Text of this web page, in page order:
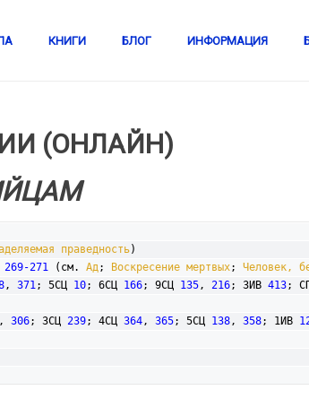
КНИГИ БЛОГ ИНФОРМАЦИЯ
(ОНЛАЙН)
праведность)
269-271 (см. Ад; Воскресение мертвых; Человек,
, 371; 5СЦ 10; 6СЦ 166; 9СЦ 135, 216; 3ИВ 413;
, 306; 3СЦ 239; 4СЦ 364, 365; 5СЦ 138, 358; 1ИВ